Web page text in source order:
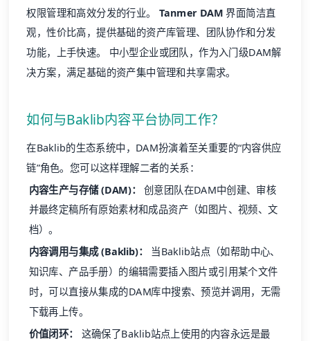
权限管理和高效分发的行业。 Tanmer DAM 界面简洁直
观，性价比高，提供基础的资产库管理、团队协作和分发
功能，上手快速。 中小型企业或团队，作为入门级DAM解
决方案，满足基础的资产集中管理和共享需求。
如何与Baklib内容平台协同工作？
在Baklib的生态系统中，DAM扮演着至关重要的“内容供应
链”角色。您可以这样理解二者的关系：
内容生产与存储 (DAM)：
创意团队在DAM中创建、审核
并最终定稿所有原始素材和成品资产（如图片、视频、文
档）。
内容调用与集成 (Baklib)：
当Baklib站点（如帮助中心、
知识库、产品手册）的编辑需要插入图片或引用某个文件
时，可以直接从集成的DAM库中搜索、预览并调用，无需
下载再上传。
价值闭环：
这确保了Baklib站点上使用的内容永远是最